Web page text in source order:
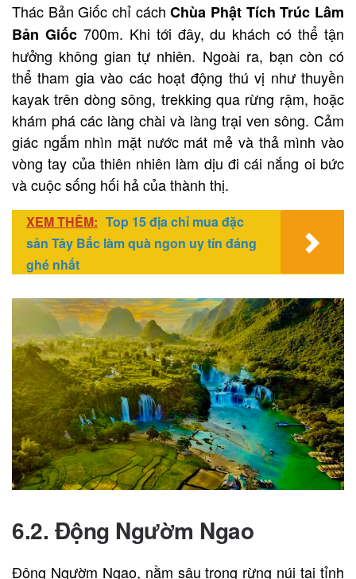
Thác Bản Giốc chỉ cáchChùa Phật Tích Trúc Lâm
Bản Giốc 700m. Khi tới đây, du khách có thể tận
hưởng không gian tự nhiên. Ngoài ra, bạn còn có
thể tham gia vào các hoạt động thú vị như thuyền
kayak trên dòng sông, trekking qua rừng rậm, hoặc
khám phá các làng chài và làng trại ven sông. Cảm
giác ngắm nhìn mặt nước mát mẻ và thả mình vào
vòng tay của thiên nhiên làm dịu đi cái nắng oi bức
và cuộc sống hối hả của thành thị.
XEM THÊM: Top 15 địa chỉ mua đặc
sản Tây Bắc làm quà ngon uy tín đáng
ghé nhất
6.2. Động Ngườm Ngao
Động Ngườm Ngao, nằm sâu trong rừng núi tại tỉnh